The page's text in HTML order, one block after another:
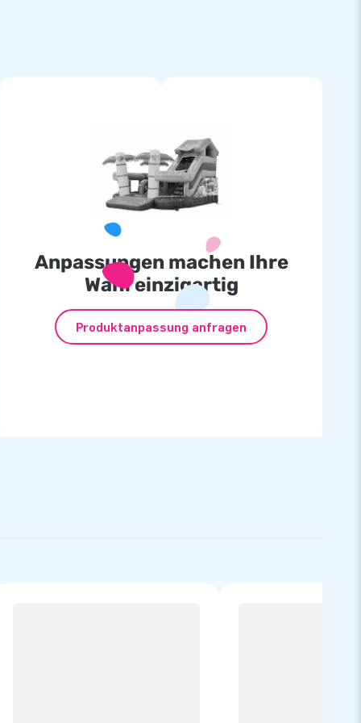
Anpassungen machen Ihre
Wahl einzigartig
Produktanpassung anfragen